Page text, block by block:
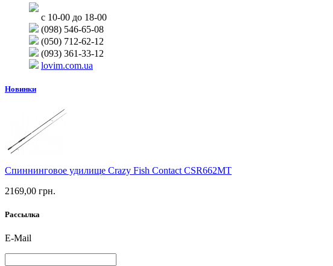
с 10-00 до 18-00
(098) 546-65-08
(050) 712-62-12
(093) 361-33-12
lovim.com.ua
Новинки
Спиннинговое удилище Crazy Fish Contact CSR662MT
2169,00 грн.
Рассылка
E-Mail